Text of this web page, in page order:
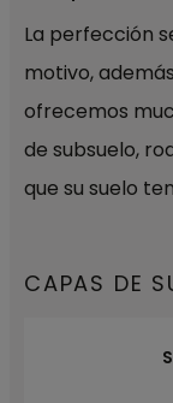
La perfección
motivo,
ofrecemos
de subsuelo,
que su suelo
CAPAS DE